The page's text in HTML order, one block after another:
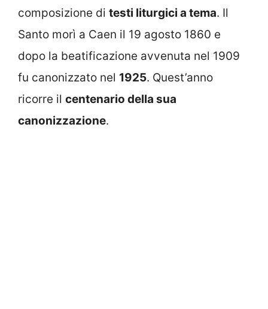
composizione di testi liturgici a tema. Il
Santo morì a Caen il 19 agosto 1860 e
dopo la beatificazione avvenuta nel 1909
fu canonizzato nel 1925. Quest’anno
ricorre il centenario della sua
canonizzazione.